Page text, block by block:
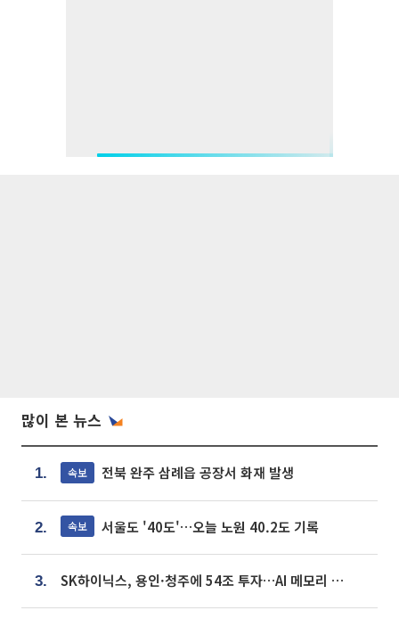
많이 본 뉴스
1. 속보 전북 완주 삼례읍 공장서 화재 발생
2. 속보 서울도 '40도'…오늘 노원 40.2도 기록
3. SK하이닉스, 용인·청주에 54조 투자…AI 메모리 생산기지 키운다